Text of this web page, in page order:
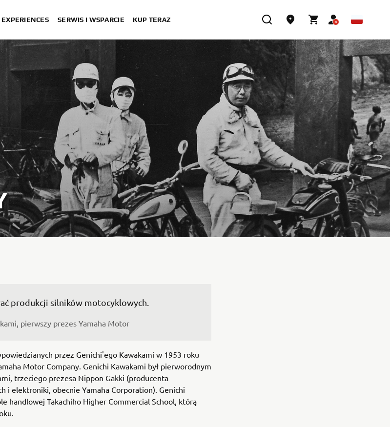
EXPERIENCES SERWIS I WSPARCIE KUP TERAZ
pierwszy prezes Yamaha Motor
przez Genichi'ego Kawakami w 1953 roku
Motor Company. Genichi Kawakami był pierworodnym
trzeciego prezesa Nippon Gakki (producenta
i elektroniki, obecnie Yamaha Corporation). Genichi
handlowej Takachiho Higher Commercial School, którą